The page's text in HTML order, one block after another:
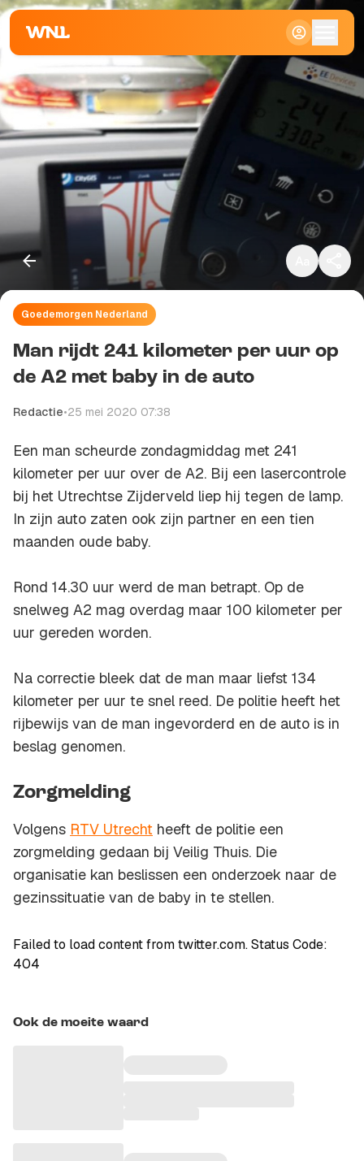
Klein
Groot
Goedemorgen Nederland
Man rijdt 241 kilometer per uur op
de A2 met baby in de auto
Redactie•25 mei 2020 07:38
Een man scheurde zondagmiddag met 241
kilometer per uur over de A2. Bij een lasercontrole
bij het Utrechtse Zijderveld liep hij tegen de lamp.
In zijn auto zaten ook zijn partner en een tien
maanden oude baby.
Rond 14.30 uur werd de man betrapt. Op de
snelweg A2 mag overdag maar 100 kilometer per
uur gereden worden.
Na correctie bleek dat de man maar liefst 134
kilometer per uur te snel reed. De politie heeft het
rijbewijs van de man ingevorderd en de auto is in
beslag genomen.
Zorgmelding
Volgens RTV Utrecht heeft de politie een
zorgmelding gedaan bij Veilig Thuis. Die
organisatie kan beslissen een onderzoek naar de
gezinssituatie van de baby in te stellen.
Failed to load content from twitter.com. Status Code:
404
Ook de moeite waard